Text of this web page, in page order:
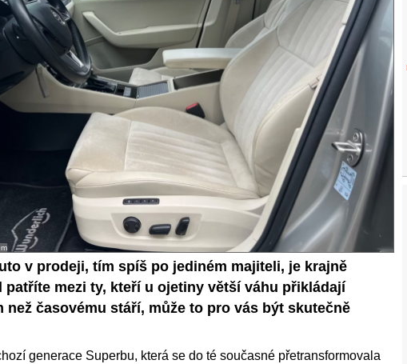
v prodeji, tím spíš po jediném majiteli, je krajně
patříte mezi ty, kteří u ojetiny větší váhu přikládají
než časovému stáří, může to pro vás být skutečně
generace Superbu, která se do té současné přetransformovala